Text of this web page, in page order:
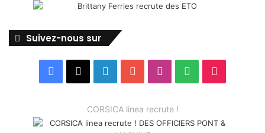
Suivez-nous sur
Facebook LinkedinYouTubeInstagram
Spotify
CORSICA linea recrute !